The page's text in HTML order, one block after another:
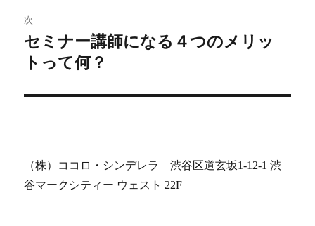
ビ
ゲ
ー
シ
ン
稿:
次
次
の
稿:
セミナー講師になる４つのメリッ
トって何？
（株）ココロ・シンデレラ 渋谷区道玄坂1-12-1 渋
谷マークシティー ウェスト 22F